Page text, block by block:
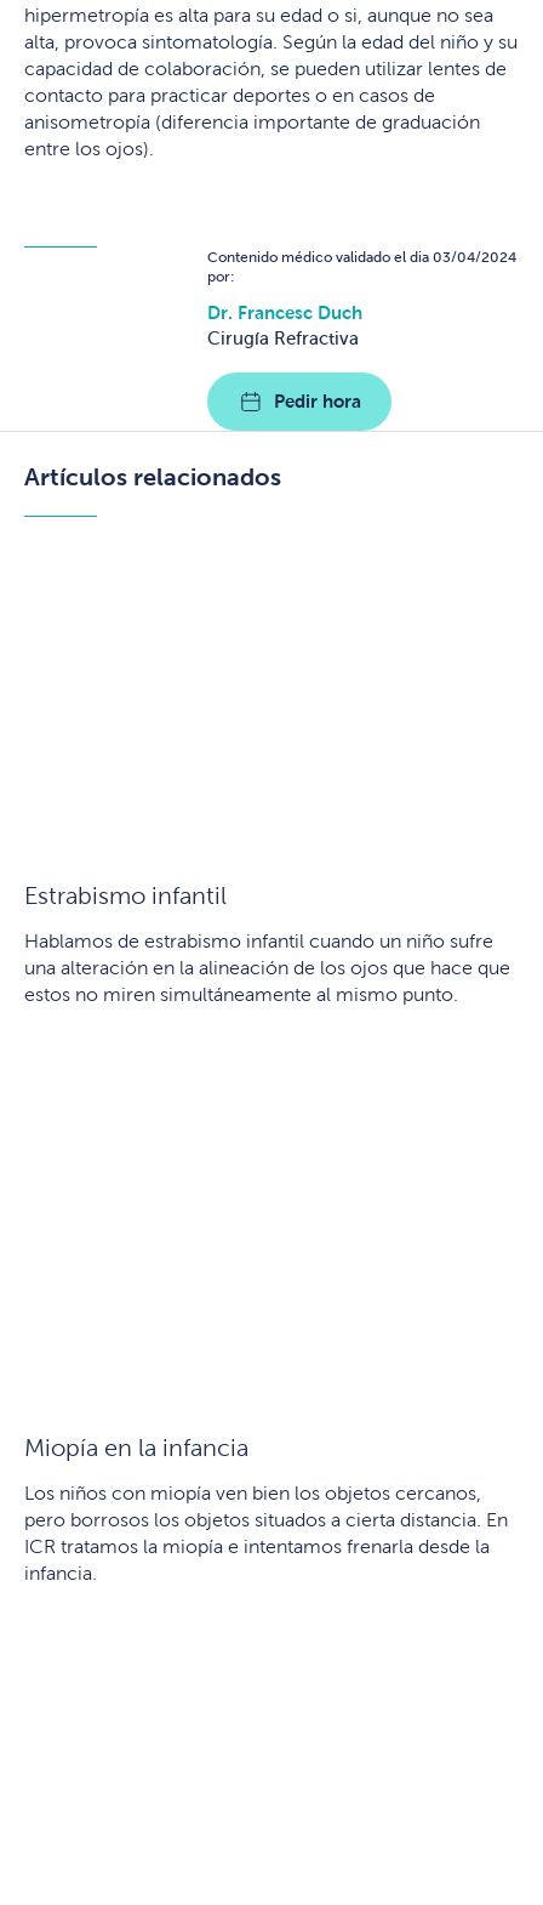
hipermetropía es alta para su edad o si, aunque no sea
alta, provoca sintomatología. Según la edad del niño y su
capacidad de colaboración, se pueden utilizar lentes de
contacto para practicar deportes o en casos de
anisometropía (diferencia importante de graduación
entre los ojos).
Contenido médico validado el dia 03/04/2024
por:
Dr. Francesc Duch
Cirugía Refractiva
Pedir hora
Artículos relacionados
Estrabismo infantil
Hablamos de estrabismo infantil cuando un niño sufre
una alteración en la alineación de los ojos que hace que
estos no miren simultáneamente al mismo punto.
Miopía en la infancia
Los niños con miopía ven bien los objetos cercanos,
pero borrosos los objetos situados a cierta distancia. En
ICR tratamos la miopía e intentamos frenarla desde la
infancia.